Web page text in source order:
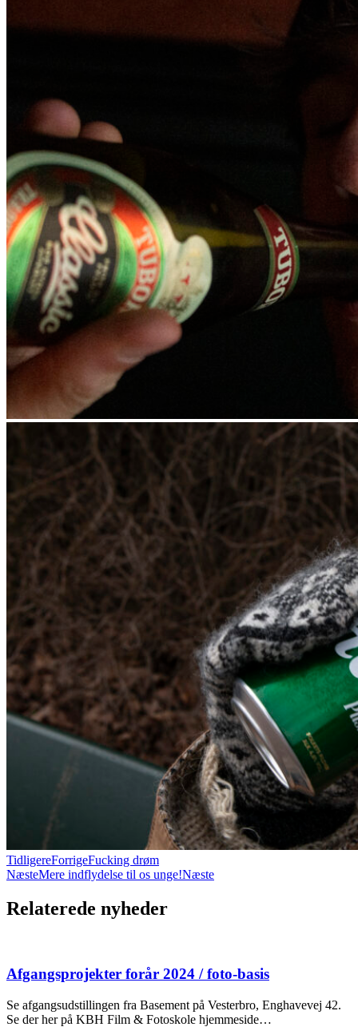
TidligereForrigeFucking drøm
NæsteMere indflydelse til os unge!Næste
Relaterede nyheder
Afgangsprojekter forår 2024 / foto-basis
Se afgangsudstillingen fra Basement på Vesterbro, Enghavevej 42.
Se der her på KBH Film & Fotoskole hjemmeside…